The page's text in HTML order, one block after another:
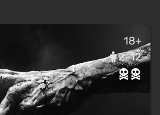
18+
2–12